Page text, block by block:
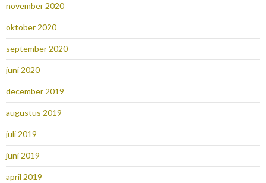
november 2020
oktober 2020
september 2020
juni 2020
december 2019
augustus 2019
juli 2019
juni 2019
april 2019